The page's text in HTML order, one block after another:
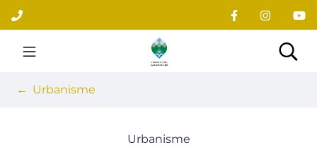
Aller
au
contenu
Site officiel du village
Urbanisme
Urbanisme